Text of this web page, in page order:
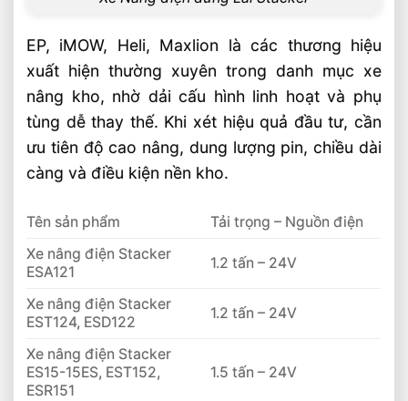
EP, iMOW, Heli, Maxlion là các thương hiệu
xuất hiện thường xuyên trong danh mục xe
nâng kho, nhờ dải cấu hình linh hoạt và phụ
tùng dễ thay thế. Khi xét hiệu quả đầu tư, cần
ưu tiên độ cao nâng, dung lượng pin, chiều dài
càng và điều kiện nền kho.
Tên sản phẩm
Tải trọng – Nguồn điện
Xe nâng điện Stacker
ESA121
1.2 tấn – 24V
Xe nâng điện Stacker
EST124, ESD122
1.2 tấn – 24V
Xe nâng điện Stacker
ES15-15ES, EST152,
ESR151
1.5 tấn – 24V